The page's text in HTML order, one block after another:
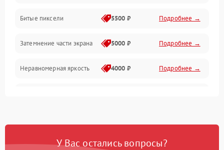
Механические повреждения
Программное обеспечение
Сеть и подключения
Битые пиксели 5500 ₽ Подробнее →
Затемнение части экрана 5000 ₽ Подробнее →
Неравномерная яркость 4000 ₽ Подробнее →
У Вас остались вопросы?